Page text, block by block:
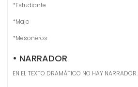
*Estudiante
*Majo
*Mesoneros
• NARRADOR
EN EL TEXTO DRAMÁTICO NO HAY NARRADOR.